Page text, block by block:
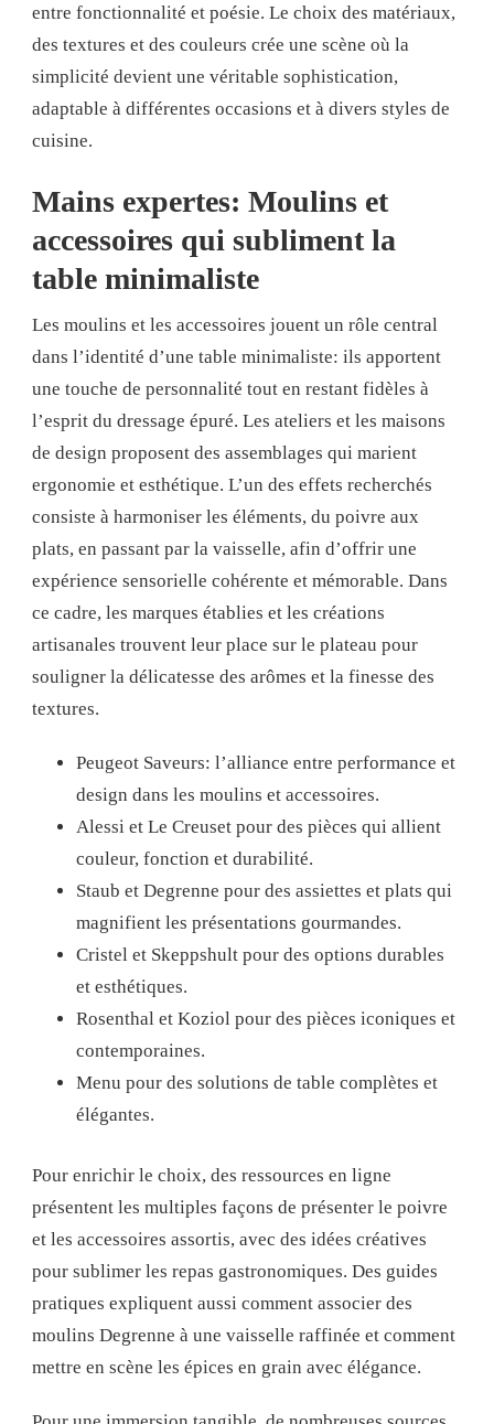
entre fonctionnalité et poésie. Le choix des matériaux,
des textures et des couleurs crée une scène où la
simplicité devient une véritable sophistication,
adaptable à différentes occasions et à divers styles de
cuisine.
Mains expertes: Moulins et
accessoires qui subliment la
table minimaliste
Les moulins et les accessoires jouent un rôle central
dans l’identité d’une table minimaliste: ils apportent
une touche de personnalité tout en restant fidèles à
l’esprit du dressage épuré. Les ateliers et les maisons
de design proposent des assemblages qui marient
ergonomie et esthétique. L’un des effets recherchés
consiste à harmoniser les éléments, du poivre aux
plats, en passant par la vaisselle, afin d’offrir une
expérience sensorielle cohérente et mémorable. Dans
ce cadre, les marques établies et les créations
artisanales trouvent leur place sur le plateau pour
souligner la délicatesse des arômes et la finesse des
textures.
Peugeot Saveurs: l’alliance entre performance et
design dans les moulins et accessoires.
Alessi et Le Creuset pour des pièces qui allient
couleur, fonction et durabilité.
Staub et Degrenne pour des assiettes et plats qui
magnifient les présentations gourmandes.
Cristel et Skeppshult pour des options durables
et esthétiques.
Rosenthal et Koziol pour des pièces iconiques et
contemporaines.
Menu pour des solutions de table complètes et
élégantes.
Pour enrichir le choix, des ressources en ligne
présentent les multiples façons de présenter le poivre
et les accessoires assortis, avec des idées créatives
pour sublimer les repas gastronomiques. Des guides
pratiques expliquent aussi comment associer des
moulins Degrenne à une vaisselle raffinée et comment
mettre en scène les épices en grain avec élégance.